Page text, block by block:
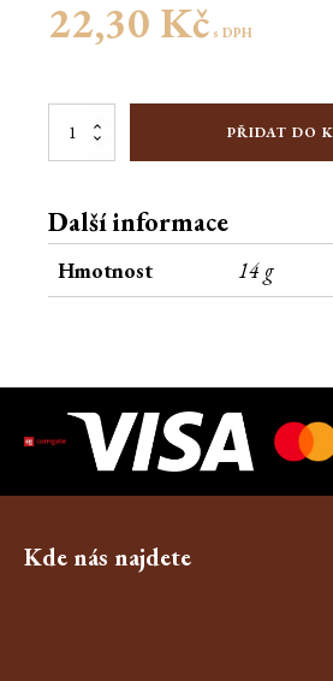
22,30 Kč s DPH
Malinová
PŘIDAT DO
Další informace
Hmotnost 14 g
Kde nás najdete